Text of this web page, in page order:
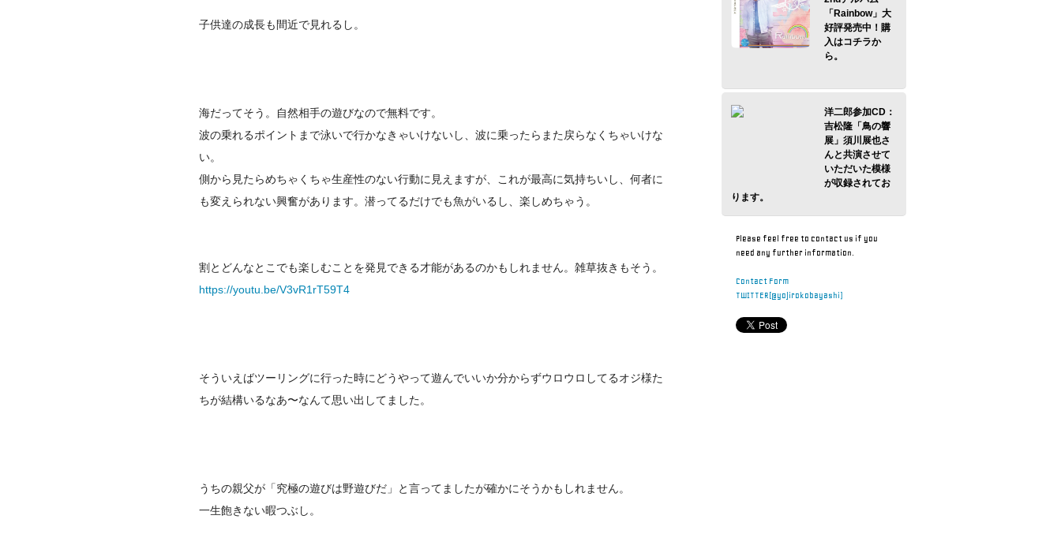
子供達の成長も間近で見れるし。
海だってそう。自然相手の遊びなので無料です。
波の乗れるポイントまで泳いで行かなきゃいけないし、波に乗ったらまた戻らなくちゃいけな
い。
側から見たらめちゃくちゃ生産性のない行動に見えますが、これが最高に気持ちいし、何者に
も変えられない興奮があります。潜ってるだけでも魚がいるし、楽しめちゃう。
割とどんなとこでも楽しむことを発見できる才能があるのかもしれません。雑草抜きもそう。
https://youtu.be/V3vR1rT59T4
そういえばツーリングに行った時にどうやって遊んでいいか分からずウロウロしてるオジ様た
ちが結構いるなあ〜なんて思い出してました。
うちの親父が「究極の遊びは野遊びだ」と言ってましたが確かにそうかもしれません。
一生飽きない暇つぶし。
「Rainbow」大
好評発売中！購
入はコチラか
ら。
洋二郎参加CD：
吉松隆「鳥の響
展」須川展也さ
んと共演させて
いただいた模様
が収録されてお
ります。
Please feel free to contact us if you
need any further information.
Contact Form
TWITTER(@yojirokobayashi)